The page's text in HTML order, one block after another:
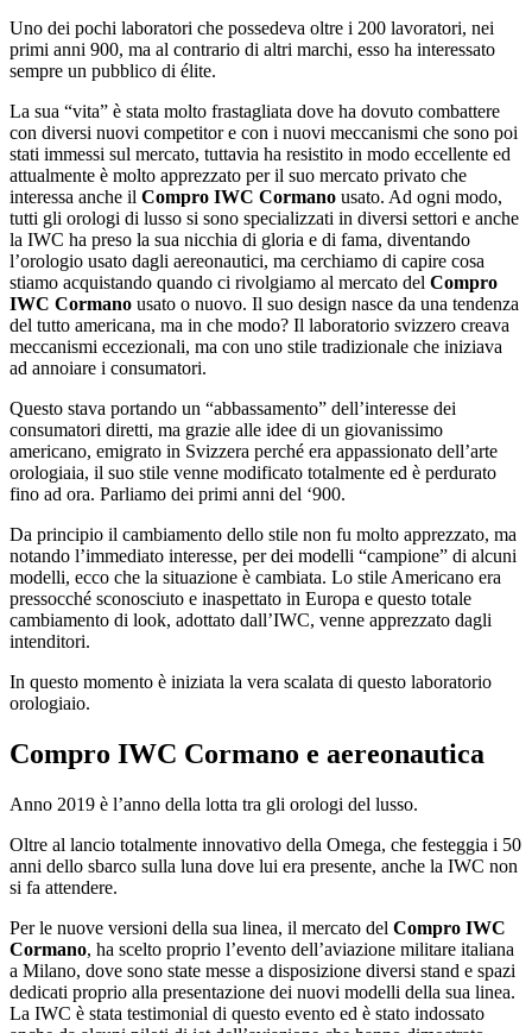
Uno dei pochi laboratori che possedeva oltre i 200 lavoratori, nei
primi anni 900, ma al contrario di altri marchi, esso ha interessato
sempre un pubblico di élite.
La sua “vita” è stata molto frastagliata dove ha dovuto combattere
con diversi nuovi competitor e con i nuovi meccanismi che sono poi
stati immessi sul mercato, tuttavia ha resistito in modo eccellente ed
attualmente è molto apprezzato per il suo mercato privato che
interessa anche il Compro IWC Cormano usato. Ad ogni modo,
tutti gli orologi di lusso si sono specializzati in diversi settori e anche
la IWC ha preso la sua nicchia di gloria e di fama, diventando
l’orologio usato dagli aereonautici, ma cerchiamo di capire cosa
stiamo acquistando quando ci rivolgiamo al mercato del Compro
IWC Cormano usato o nuovo. Il suo design nasce da una tendenza
del tutto americana, ma in che modo? Il laboratorio svizzero creava
meccanismi eccezionali, ma con uno stile tradizionale che iniziava
ad annoiare i consumatori.
Questo stava portando un “abbassamento” dell’interesse dei
consumatori diretti, ma grazie alle idee di un giovanissimo
americano, emigrato in Svizzera perché era appassionato dell’arte
orologiaia, il suo stile venne modificato totalmente ed è perdurato
fino ad ora. Parliamo dei primi anni del ‘900.
Da principio il cambiamento dello stile non fu molto apprezzato, ma
notando l’immediato interesse, per dei modelli “campione” di alcuni
modelli, ecco che la situazione è cambiata. Lo stile Americano era
pressocché sconosciuto e inaspettato in Europa e questo totale
cambiamento di look, adottato dall’IWC, venne apprezzato dagli
intenditori.
In questo momento è iniziata la vera scalata di questo laboratorio
orologiaio.
Compro IWC Cormano e aereonautica
Anno 2019 è l’anno della lotta tra gli orologi del lusso.
Oltre al lancio totalmente innovativo della Omega, che festeggia i 50
anni dello sbarco sulla luna dove lui era presente, anche la IWC non
si fa attendere.
Per le nuove versioni della sua linea, il mercato del Compro IWC
Cormano, ha scelto proprio l’evento dell’aviazione militare italiana
a Milano, dove sono state messe a disposizione diversi stand e spazi
dedicati proprio alla presentazione dei nuovi modelli della sua linea.
La IWC è stata testimonial di questo evento ed è stato indossato